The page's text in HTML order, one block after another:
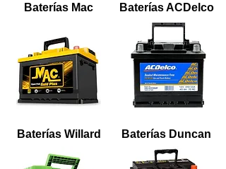
Baterías Mac
Baterías Willard
Baterías ACDelco
Baterías Duncan